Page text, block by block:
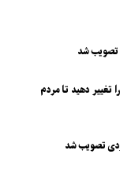
تصویب شد
دهید تا مردم
تصویب شد